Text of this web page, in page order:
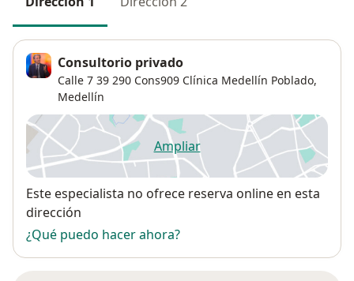
Consultorio privado
Calle 7 39 290 Cons909 Clínica Medellín Poblado,
Medellín
Ampliarse abre en una nueva
Disponibilidad
Este especialista no ofrece reserva online en esta
dirección
¿Qué puedo hacer ahora?